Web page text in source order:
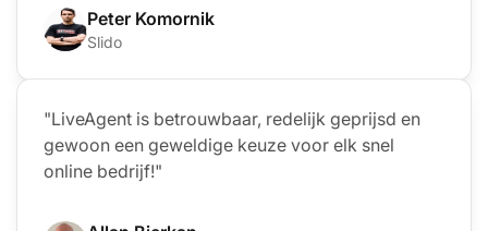
Peter Komornik
Slido
"LiveAgent is betrouwbaar, redelijk geprijsd en
gewoon een geweldige keuze voor elk snel
online bedrijf!"